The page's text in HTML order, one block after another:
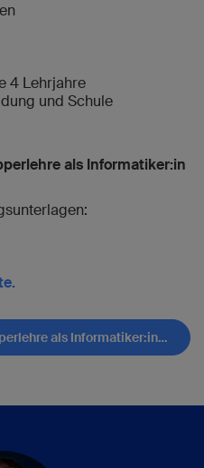
4 Lehrjahre
und Schule
als Informatiker:in
Bewirb dich für eine Schnupperlehre als Informatiker:in EFZ